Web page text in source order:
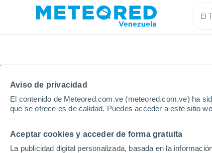
Aviso de privacidad
El contenido de Meteored.com.ve (meteored.com.ve) ha
que se ofrece es de calidad. Puedes acceder a este sitio
Aceptar cookies y acceder de forma gratuita
La publicidad digital personalizada, basada en la
Inicio Modelos Modelos Austria - ECMWF